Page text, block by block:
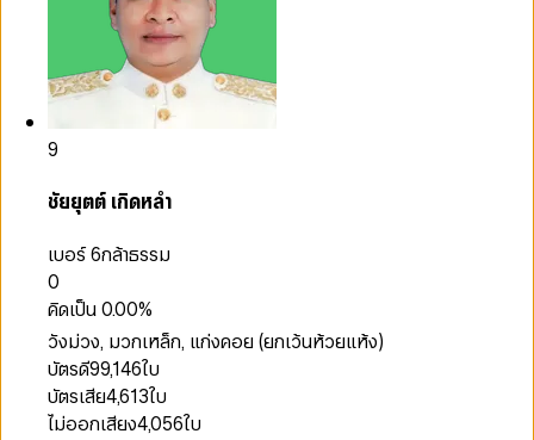
9
ชัยยุตต์ เกิดหลำ
เบอร์ 6กล้าธรรม
0
คิดเป็น0.00%
วังม่วง, มวกเหล็ก, แก่งคอย (ยกเว้นห้วยแห้ง)
บัตรดี99,146ใบ
บัตรเสีย4,613ใบ
ไม่ออกเสียง4,056ใบ